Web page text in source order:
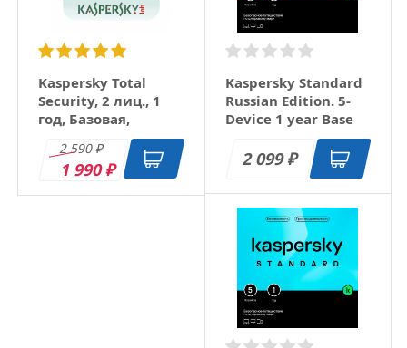
Kaspersky Total
Security, 2 лиц., 1
год, Базовая,
2 590₽
1 990₽
Kaspersky Standard
Russian Edition. 5-
Device 1 year Base
Download Pack
2 099₽